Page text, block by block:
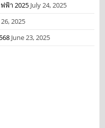
ฟ้า 2025 July 24, 2025
2025
June 23, 2025